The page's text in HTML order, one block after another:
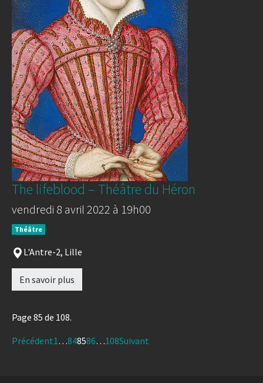
The lifeblood – Théâtre du Héron
vendredi 8 avril 2022 à 19h00
Théâtre
L'Antre-2, Lille
En savoir plus
Page 85 de 108.
Précédent1…848586…108Suivant